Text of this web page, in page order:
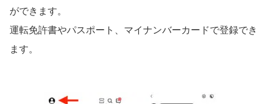
ができます。
運転免許書やパスポート、マイナンバーカードで登録でき
ます。